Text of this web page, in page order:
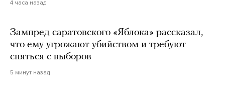
4 часа назад
Зампред саратовского «Яблока» рассказал,
что ему угрожают убийством и требуют
сняться с выборов
5 минут назад